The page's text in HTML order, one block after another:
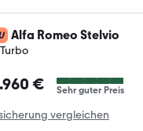
Alfa Romeo Stelvio
€ Sehr guter Preis
vergleichen